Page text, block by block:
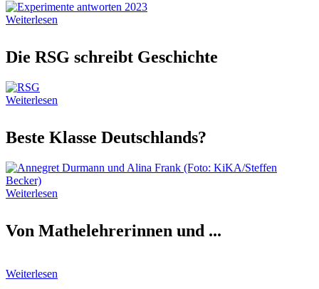
Weiterlesen
Die RSG schreibt Geschichte
Weiterlesen
Beste Klasse Deutschlands?
Weiterlesen
Von Mathelehrerinnen und ...
Weiterlesen